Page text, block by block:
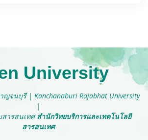
University
ญจนบุรี| Kanchanaburi Rajabhat University
|
ารสนเทศสำนักวิทยบริการและเทคโนโลยี
สารสนเทศ